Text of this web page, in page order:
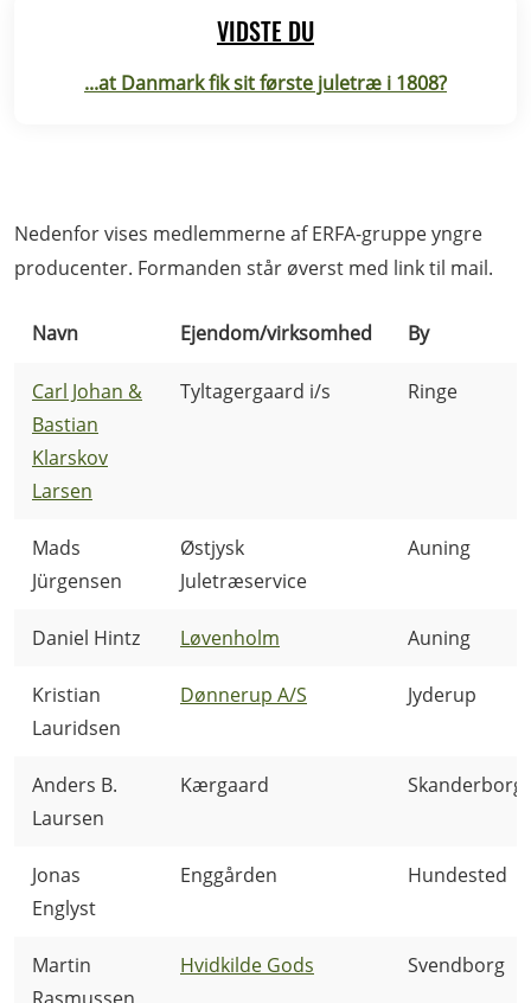
VIDSTE DU
...at Danmark fik sit første juletræ i 1808?
Nedenfor vises medlemmerne af ERFA-gruppe yngre
producenter. Formanden står øverst med link til mail.
Navn Ejendom/virksomhed By
Carl Johan &
Bastian
Klarskov
Larsen
Tyltagergaard i/s Ringe
Mads
Jürgensen
Østjysk
Juletræservice
Auning
Daniel Hintz Løvenholm Auning
Kristian
Lauridsen
Dønnerup A/S Jyderup
Anders B.
Laursen
Kærgaard Skanderborg
Jonas
Englyst
Enggården Hundested
Martin
Hvidkilde Gods Svendborg